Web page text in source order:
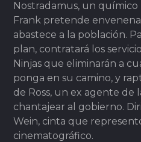
Nostradamus, un
Frank pretende
abastece a la población.
plan, contratará los
Ninjas que eliminarán a
ponga en su camino, y
de Ross, un ex agente de
chantajear al gobierno.
Wein, cinta que
cinematográfico.